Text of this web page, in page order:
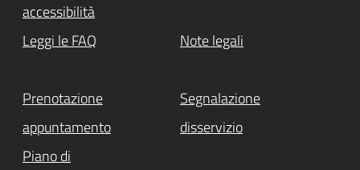
accessibilità
Leggi le FAQ Note legali
Prenotazione
appuntamento
Segnalazione
disservizio
Piano di